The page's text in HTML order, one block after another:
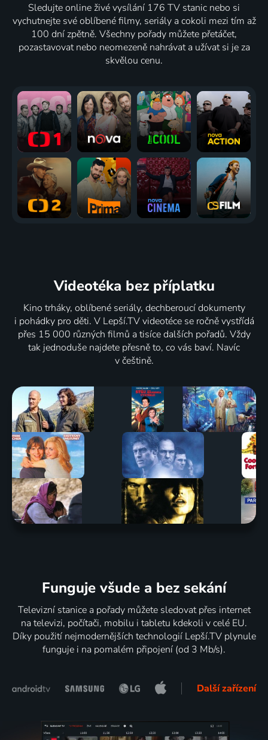
Sledujte online živé vysílání 176 TV stanic nebo si
vychutnejte své oblíbené filmy, seriály a cokoli mezi tím až
100 dní zpětně. Všechny pořady můžete přetáčet,
pozastavovat nebo neomezeně nahrávat a užívat si je za
skvělou cenu.
Videotéka bez příplatku
Kino trháky, oblíbené seriály, dechberoucí dokumenty
i pohádky pro děti. V Lepší.TV videotéce se ročně vystřídá
přes 15 000 různých filmů a tisíce dalších pořadů. Vždy
tak jednoduše najdete přesně to, co vás baví. Navíc
v češtině.
Funguje všude a bez sekání
Televizní stanice a pořady můžete sledovat přes internet
na televizi, počítači, mobilu i tabletu kdekoli v celé EU.
Díky použití nejmodernějších technologií Lepší.TV plynule
funguje i na pomalém připojení (od 3 Mb/s).
Další zařízení